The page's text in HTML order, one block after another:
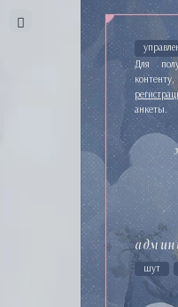
шут
Для
анкеты.